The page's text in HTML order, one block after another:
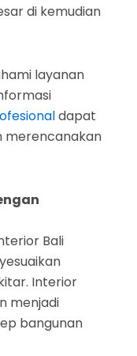
di kemudian
layanan
dapat
merencanakan
Bali
Interior
menjadi
bangunan